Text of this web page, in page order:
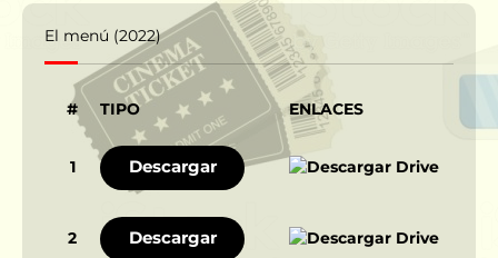
El menú (2022)
# TIPO ENLACES
1 Descargar
2 Descargar